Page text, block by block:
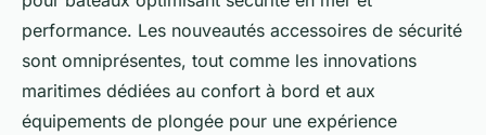
performance. Les nouveautés accessoires de sécurité
sont omniprésentes, tout comme les innovations
maritimes dédiées au confort à bord et aux
équipements de plongée pour une expérience